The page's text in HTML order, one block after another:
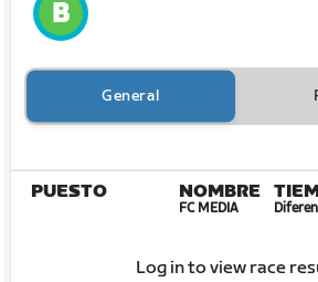
General
PUESTO NOMBRE
FC MEDIA
Log in to view race